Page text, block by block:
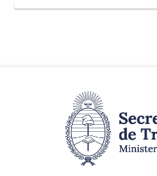
2019.